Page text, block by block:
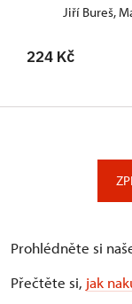
Jiří Bureš,
224 Kč
Prohlédněte si
Přečtěte si, jak